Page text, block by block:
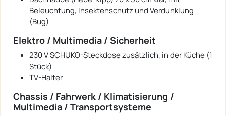
Beleuchtung, Insektenschutz und Verdunklung
(Bug)
Elektro / Multimedia / Sicherheit
230 V SCHUKO-Steckdose zusätzlich, in der Küche (1
Stück)
TV-Halter
Chassis / Fahrwerk / Klimatisierung /
Multimedia / Transportsysteme